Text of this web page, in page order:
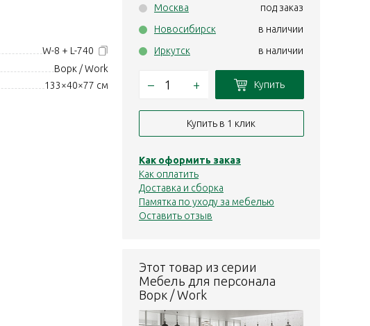
W-8 + L-740
Ворк / Work
133×40×77 см
Москва
под заказ
Новосибирск
в наличии
Иркутск
в наличии
– + Купить
Купить в 1 клик
Как оформить заказ
Как оплатить
Доставка и сборка
Памятка по уходу за мебелью
Оставить отзыв
Этот товар из серии
Мебель для персонала
Ворк / Work